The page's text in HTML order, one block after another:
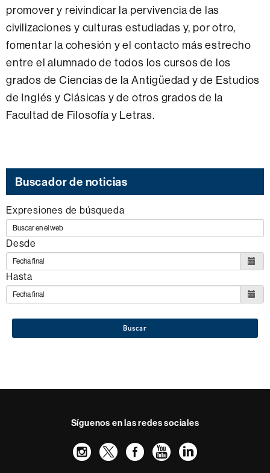
promover y reivindicar la pervivencia de las
civilizaciones y culturas estudiadas y, por otro,
fomentar la cohesión y el contacto más estrecho
entre el alumnado de todos los cursos de los
grados de Ciencias de la Antigüedad y de Estudios
de Inglés y Clásicas y de otros grados de la
Facultad de Filosofía y Letras.
Buscador de noticias
Expresiones de búsqueda
Desde
Hasta
Buscar
Síguenos en las redes sociales
Instagram
TwitterFacebook
Youtube
LinkedIn